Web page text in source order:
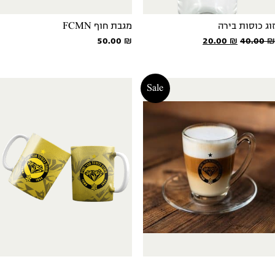
זוג כוסות בירה
40.00₪
המחיר
20.00 ₪
מגבת חוף FCMN
50.00 ₪
Sale